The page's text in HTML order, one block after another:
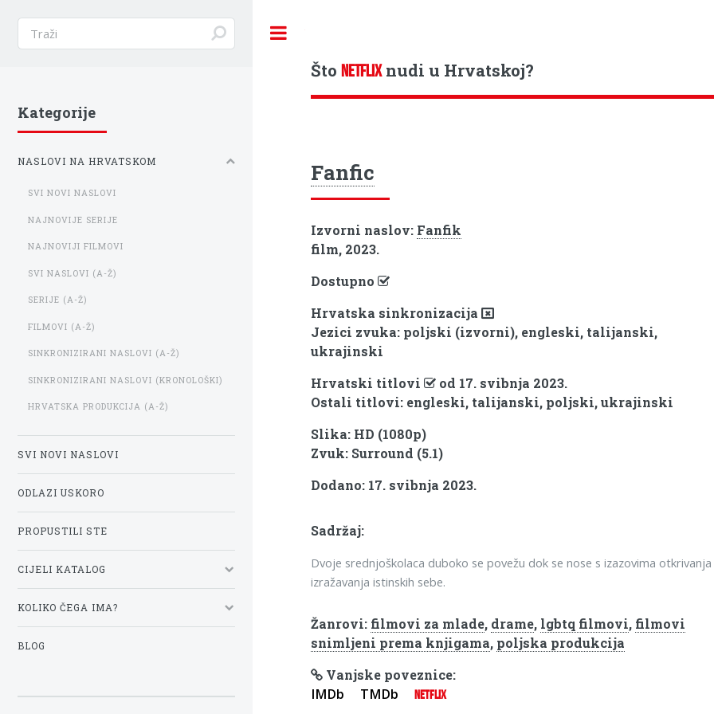
ŠtoNETFLIXnudi u Hrvatskoj?
Fanfic
Izvorni naslov: Fanfik
film, 2023.
Dostupno
Hrvatska sinkronizacija
Jezici zvuka: poljski (izvorni), engleski, talijanski,
ukrajinski
Hrvatski titlovi
od 17. svibnja 2023.
Ostali titlovi: engleski, talijanski, poljski, ukrajinski
Slika: HD (1080p)
Zvuk: Surround (5.1)
Dodano: 17. svibnja 2023.
Sadržaj:
Dvoje srednjoškolaca duboko se povežu dok se nose s izazovima otkrivanja
izražavanja istinskih sebe.
Žanrovi: filmovi za mlade, drame, lgbtq filmovi, filmovi
snimljeni prema knjigama, poljska produkcija
Vanjske poveznice:
IMDb TMDb NETFLIX
Kategorije
NASLOVI NA HRVATSKOM
SVI NOVI NASLOVI
NAJNOVIJE SERIJE
NAJNOVIJI FILMOVI
SVI NASLOVI (A-Ž)
SERIJE (A-Ž)
FILMOVI (A-Ž)
SINKRONIZIRANI NASLOVI (A-Ž)
SINKRONIZIRANI NASLOVI (KRONOLOŠKI)
HRVATSKA PRODUKCIJA (A-Ž)
SVI NOVI NASLOVI
ODLAZI USKORO
PROPUSTILI STE
CIJELI KATALOG
KOLIKO ČEGA IMA?
BLOG
Toggle